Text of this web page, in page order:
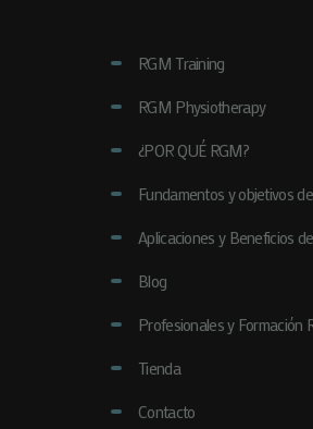
RGM Training
RGM Physiotherapy
¿POR QUÉ RGM?
Fundamentos y objetivos
Aplicaciones y Beneficios
Blog
Profesionales y Formación
Tienda
Contacto